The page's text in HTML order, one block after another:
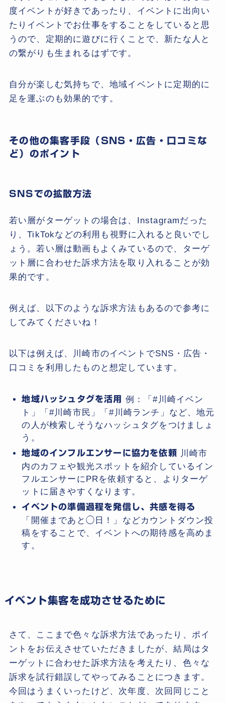
度イベントが好きであったり、イベントに出向い
たりイベントでお仕事をすることをしていると思
うので、定期的に遊びに行くことで、新たな人と
の繋がりも生まれるはずです。
自分が楽しむ気持ちで、地域イベントに定期的に
足を運ぶのも効果的です。
その他の集客手段（SNS・広告・口コミな
ど）のポイント
SNSでの拡散方法
若い層がターゲットの場合は、Instagramだった
り、TikTokなどの利用も視野に入れると良いでし
ょう。若い層は動画もよくみているので、ターゲ
ット層に合わせた訴求方法を取り入れることが効
果的です。
例えば、以下のような訴求方法もあるので参考に
してみてくださいね！
以下は例えば、川崎市のイベントでSNS・広告・
口コミを利用したものと想定しています。
地域ハッシュタグを活用
例：「#川崎イベン
ト」「#川崎市民」「#川崎ランチ」など、地元
の人が検索しそうなハッシュタグをつけましょ
う。
地域のインフルエンサーに協力を依頼 川崎市
内のカフェや観光スポットを紹介しているイン
フルエンサーにPRを依頼すると、よりターゲ
ットに届きやすくなります。
イベントの準備過程を発信し、共感を得る
「開催まであと◯日！」などカウントダウン投
稿をすることで、イベントへの期待感を高めま
す。
イベント集客を成功させるために
さて、ここまで色々な訴求方法であったり、ポイ
ントをお伝えさせていただきましたが、結局はタ
ーゲットに合わせた訴求方法を考えたり、色々な
訴求を試行錯誤してやってみることにつきます。
今回はうまくいったけど、次年度、次回同じこと